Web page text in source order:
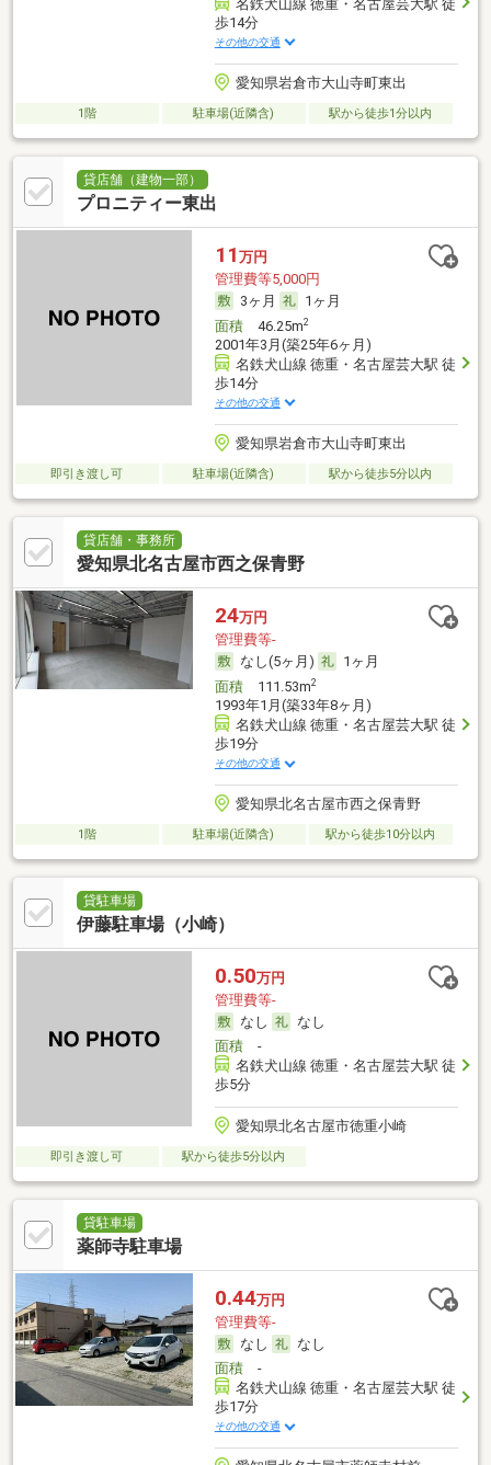
名鉄犬山線 徳重・名古屋芸大駅 徒
歩14分
その他の交通
愛知県岩倉市大山寺町東出
1階 駐車場(近隣含) 駅から徒歩1分以内
貸店舗（建物一部）
プロニティー東出
11 万円
管理費等5,000円
3ヶ月
1ヶ月
面積46.25m2
2001年3月(築25年6ヶ月)
名鉄犬山線 徳重・名古屋芸大駅 徒
歩14分
その他の交通
愛知県岩倉市大山寺町東出
即引き渡し可 駐車場(近隣含) 駅から徒歩5分以内
貸店舗・事務所
愛知県北名古屋市西之保青野
24万円
管理費等-
なし(5ヶ月)
1ヶ月
面積111.53m2
1993年1月(築33年8ヶ月)
名鉄犬山線 徳重・名古屋芸大駅 徒
歩19分
その他の交通
愛知県北名古屋市西之保青野
1階 駐車場(近隣含) 駅から徒歩10分以内
貸駐車場
伊藤駐車場（小崎）
0.50万円
管理費等-
なし
なし
面積-
名鉄犬山線 徳重・名古屋芸大駅 徒
歩5分
愛知県北名古屋市徳重小崎
即引き渡し可 駅から徒歩5分以内
貸駐車場
薬師寺駐車場
0.44万円
管理費等-
なし
なし
面積-
名鉄犬山線 徳重・名古屋芸大駅 徒
歩17分
その他の交通